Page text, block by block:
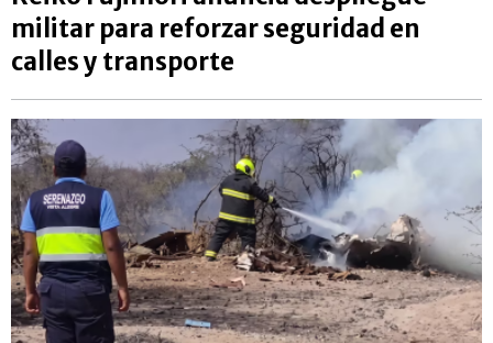
militar para reforzar seguridad en
calles y transporte